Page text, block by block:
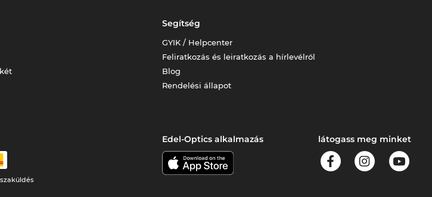
Segítség
GYIK / Helpcenter
Feliratkozás és leiratkozás a hírlevélről
Blog
Rendelési állapot
Edel-Optics alkalmazás látogass meg minket